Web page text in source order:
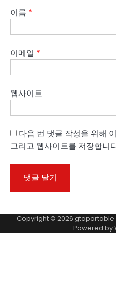
이름 *
이메일 *
웹사이트
다음 번 댓글 작성을 위해
그리고 웹사이트를 저장합니
Copyright © 2026 gtaportable
Powered by